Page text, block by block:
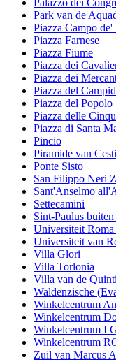
Palazzo dei
Park van de
Piazza Campo de'
Piazza Farnese
Piazza Fiume
Piazza dei
Piazza dei
Piazza del
Piazza del Popolo
Piazza delle
Piazza di Santa
Pincio
Piramide van
Ponte Sisto
San Filippo Neri
Sant'Anselmo
Settecamini
Sint-Paulus
Universiteit Roma
Universiteit van
Villa Glori
Villa Torlonia
Villa van de
Waldenzische
Winkelcentrum
Winkelcentrum
Winkelcentrum I
Winkelcentrum
Zuil van Marcus